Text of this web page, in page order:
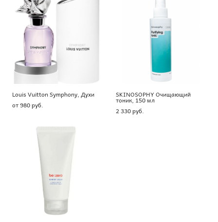
Louis Vuitton Symphony, Духи
от 980 pуб.
SKINOSOPHY Очищающий
тоник, 150 мл
2 330 pуб.